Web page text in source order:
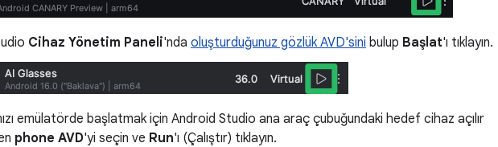
Cihaz Yönetim Paneli'nda oluşturduğunuz gözlük AVD'sini bulup Başlat'ı tıklayın.
emülatörde başlatmak için Android Studio ana araç çubuğundaki hedef cihaz açılır
phone AVD'yi seçin ve Run'ı (Çalıştır) tıklayın.